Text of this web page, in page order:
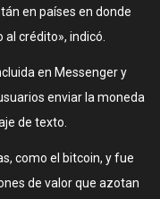
en países en donde
crédito», indicó.
en Messenger y
enviar la moneda
de texto.
como el bitcoin, y fue
de valor que azotan